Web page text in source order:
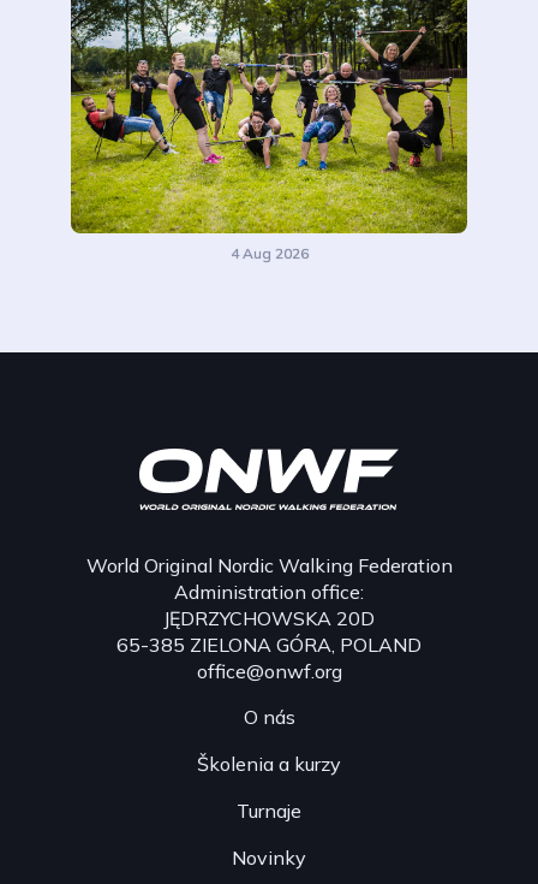
4 Aug 2026
World Original Nordic Walking Federation
Administration office:
JĘDRZYCHOWSKA 20D
65-385 ZIELONA GÓRA, POLAND
office@onwf.org
O nás
Školenia a kurzy
Turnaje
Novinky